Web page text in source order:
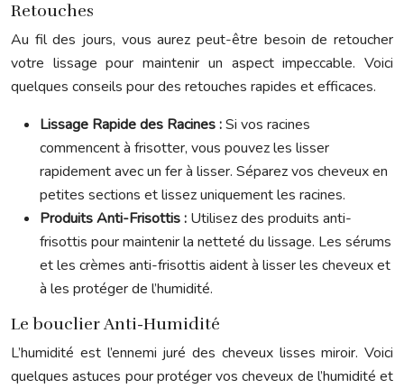
Retouches
Au fil des jours, vous aurez peut-être besoin de retoucher
votre lissage pour maintenir un aspect impeccable. Voici
quelques conseils pour des retouches rapides et efficaces.
Lissage Rapide des Racines :Si vos racines
commencent à frisotter, vous pouvez les lisser
rapidement avec un fer à lisser. Séparez vos cheveux en
petites sections et lissez uniquement les racines.
Produits Anti-Frisottis : Utilisez des produits anti-
frisottis pour maintenir la netteté du lissage. Les sérums
et les crèmes anti-frisottis aident à lisser les cheveux et
à les protéger de l’humidité.
Le bouclier Anti-Humidité
L’humidité est l’ennemi juré des cheveux lisses miroir. Voici
quelques astuces pour protéger vos cheveux de l’humidité et